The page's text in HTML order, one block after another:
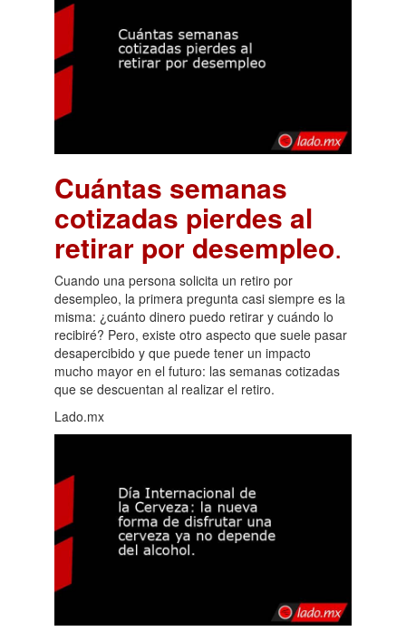
Cuántas semanas
cotizadas pierdes al
retirar por desempleo.
Cuando una persona solicita un retiro por
desempleo, la primera pregunta casi siempre es la
misma: ¿cuánto dinero puedo retirar y cuándo lo
recibiré? Pero, existe otro aspecto que suele pasar
desapercibido y que puede tener un impacto
mucho mayor en el futuro: las semanas cotizadas
que se descuentan al realizar el retiro.
Lado.mx